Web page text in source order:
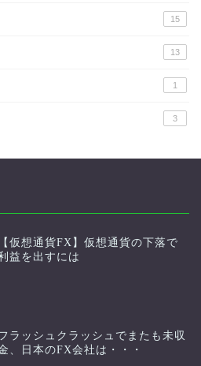
15
13
1
3
【仮想通貨FX】仮想通貨の下落で
益を出すには
ラッシュクラッシュでまたも未収
、日本のFX会社は・・・